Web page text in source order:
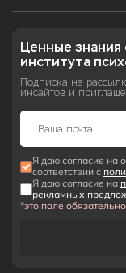
Ценные знания
института
Подписка на
инсайтов и
Я даю согласие на
соответствии с
Я даю согласие на
рекламных
*это поле обязательно